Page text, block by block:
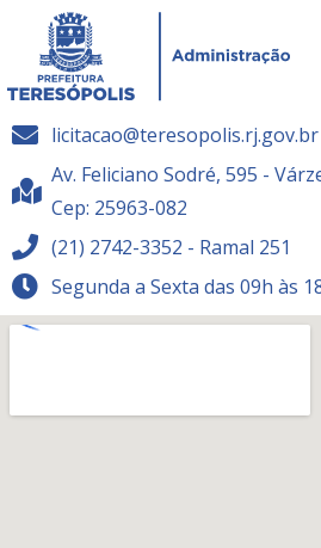
licitacao@teresopolis.rj.gov.br
Av. Feliciano Sodré, 595 -
Cep: 25963-082
(21) 2742-3352 - Ramal 251
Segunda a Sexta das 09h às